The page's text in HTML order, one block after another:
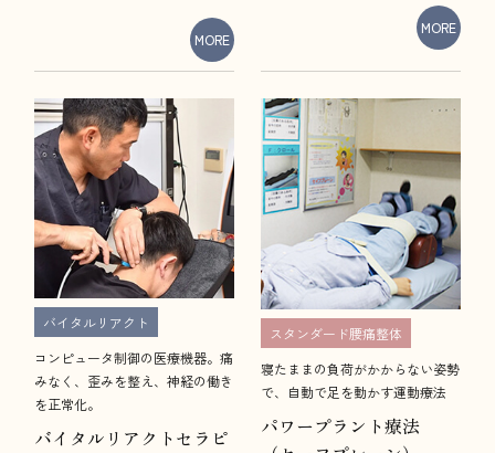
MORE
MORE
バイタルリアクト
コンピュータ制御の医療機器。痛
みなく、歪みを整え、神経の働き
を正常化。
バイタルリアクトセラピ
スタンダード腰痛整体
寝たままの負荷がかからない姿勢
で、自動で足を動かす運動療法
パワープラント療法